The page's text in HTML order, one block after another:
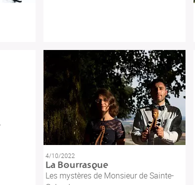
4/10/2022
La Bourrasque
Les mystères de Monsieur de Sainte-